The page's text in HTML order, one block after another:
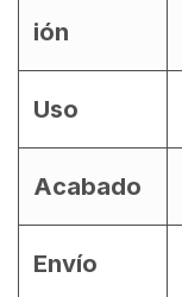
ión
Uso
Acabado
Envío